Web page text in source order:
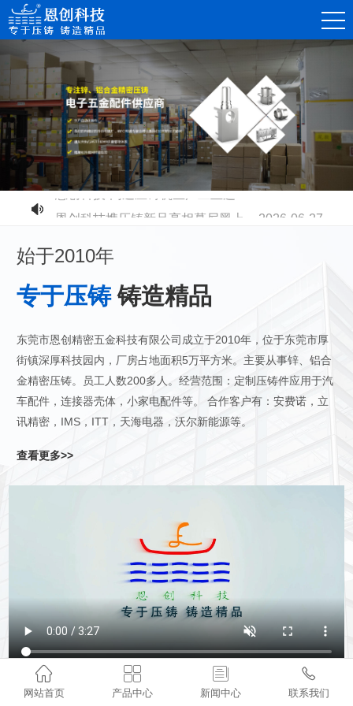
恩创科技-不同压铸铝合金材质有什么区别？快速选型指南
2026-07-30
2026-07-23
恩创科技-电摩电池壳全面升级：铝合金压铸取代塑胶，安全散热双升级
2026-07-17
2026-07-11
恩创科技-高速压铸机生产工业连接器：更高精度、更高品质、更高产能
2026-07-03
2026-06-27
始于2010年
专于压铸铸造精品
东莞市恩创精密五金科技有限公司成立于2010年，位于东莞市厚
街镇深厚科技园内，厂房占地面积5万平方米。主要从事锌、铝合
金精密压铸。员工人数200多人。经营范围：定制压铸件应用于汽
车配件，连接器壳体，小家电配件等。 合作客户有：安费诺，立
讯精密，IMS，ITT，天海电器，沃尔新能源等。
查看更多>>

网站首页

产品中心

新闻中心

联系我们